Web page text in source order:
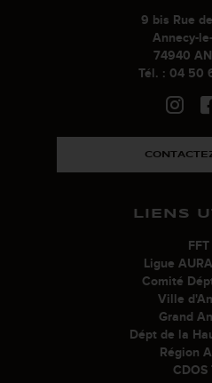
9 bis Rue
Annecy-
74940
Tél. : 04 50
LIENS
FFT
Ligue
Comité
Ville
Grand
Dépt de la
Région
CDOS